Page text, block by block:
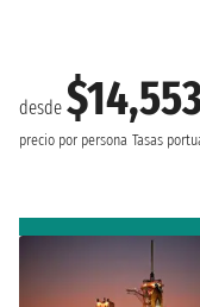
desde
precio por persona Tasas